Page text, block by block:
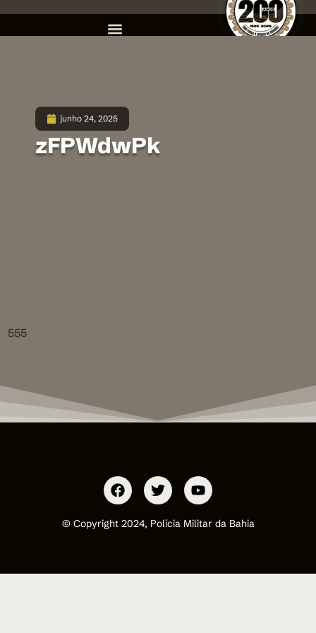
junho 24, 2025
zFPWdwPk
555
© Copyright 2024, Polícia Militar da Bahia